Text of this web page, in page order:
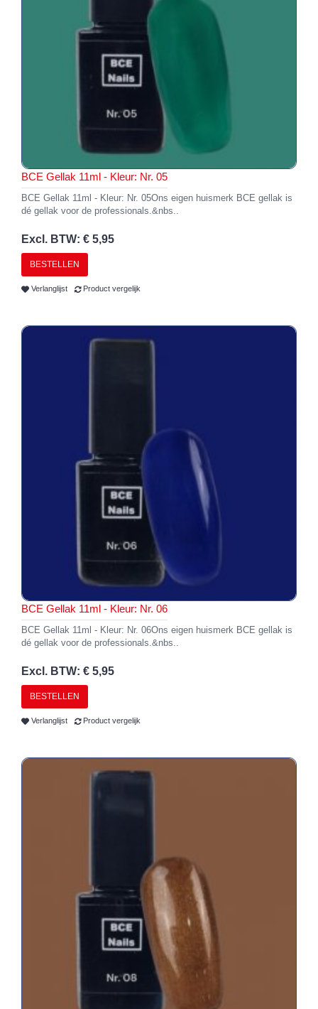
BCE Gellak 11ml - Kleur: Nr. 05
BCE Gellak 11ml - Kleur: Nr. 05Ons eigen huismerk BCE gellak is
dé gellak voor de professionals.&nbs..
Excl. BTW: € 5,95
BESTELLEN
Verlanglijst Product vergelijk
BCE Gellak 11ml - Kleur: Nr. 06
BCE Gellak 11ml - Kleur: Nr. 06Ons eigen huismerk BCE gellak is
dé gellak voor de professionals.&nbs..
Excl. BTW: € 5,95
BESTELLEN
Verlanglijst Product vergelijk